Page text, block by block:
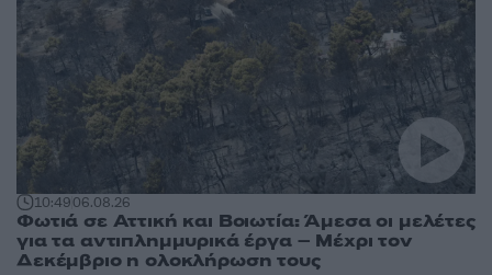
10:4906.08.26
Φωτιά σε Αττική και Βοιωτία: Άμεσα οι μελέτες
για τα αντιπλημμυρικά έργα – Μέχρι τον
Δεκέμβριο η ολοκλήρωση τους